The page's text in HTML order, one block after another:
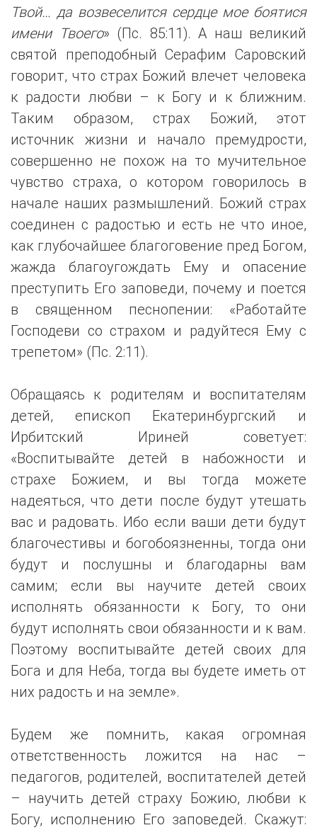
Твой… да возвеселится сердце мое боятися
имени Твоего» (Пс. 85:11). А наш великий
святой преподобный Серафим Саровский
говорит, что страх Божий влечет человека
к радости любви – к Богу и к ближним.
Таким образом, страх Божий, этот
источник жизни и начало премудрости,
совершенно не похож на то мучительное
чувство страха, о котором говорилось в
начале наших размышлений. Божий страх
соединен с радостью и есть не что иное,
как глубочайшее благоговение пред Богом,
жажда благоугождать Ему и опасение
преступить Его заповеди, почему и поется
в священном песнопении: «Работайте
Господеви со страхом и радуйтеся Ему с
трепетом» (Пс. 2:11).
Обращаясь к родителям и воспитателям
детей, епископ Екатеринбургский и
Ирбитский Ириней советует:
«Воспитывайте детей в набожности и
страхе Божием, и вы тогда можете
надеяться, что дети после будут утешать
вас и радовать. Ибо если ваши дети будут
благочестивы и богобоязненны, тогда они
будут и послушны и благодарны вам
самим; если вы научите детей своих
исполнять обязанности к Богу, то они
будут исполнять свои обязанности и к вам.
Поэтому воспитывайте детей своих для
Бога и для Неба, тогда вы будете иметь от
них радость и на земле».
Будем же помнить, какая огромная
ответственность ложится на нас –
педагогов, родителей, воспитателей детей
– научить детей страху Божию, любви к
Богу, исполнению Его заповедей. Скажут: